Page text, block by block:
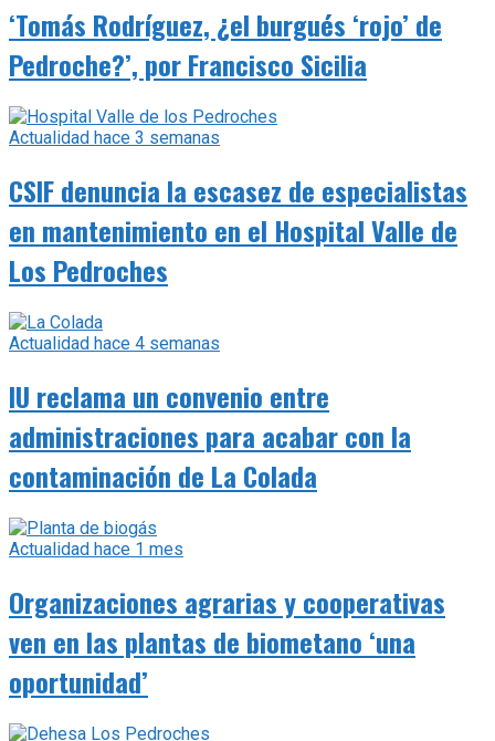
‘Tomás Rodríguez, ¿el burgués ‘rojo’ de
Pedroche?’, por Francisco Sicilia
Actualidad hace 3 semanas
CSIF denuncia la escasez de especialistas
en mantenimiento en el Hospital Valle de
Los Pedroches
Actualidad hace 4 semanas
IU reclama un convenio entre
administraciones para acabar con la
contaminación de La Colada
Actualidad hace 1 mes
Organizaciones agrarias y cooperativas
ven en las plantas de biometano ‘una
oportunidad’